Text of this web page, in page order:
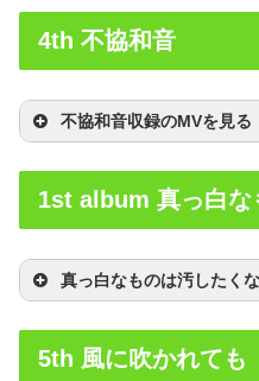
4th 不協和音
不協和音収録のMVを見る
1st album 真っ白な
真っ白なものは汚したく
5th 風に吹かれても